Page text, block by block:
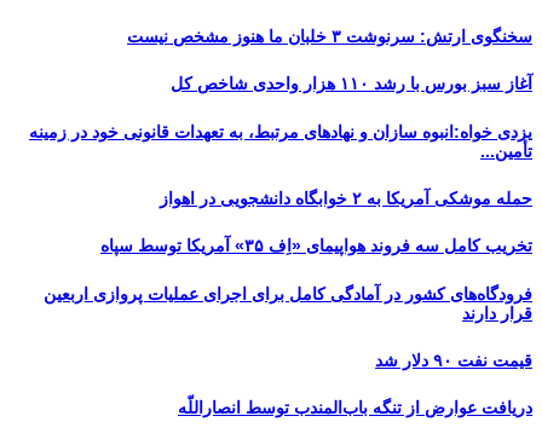
سخنگوی ارتش: سرنوشت ۳ خلبان ما هنوز مشخص نیست
آغاز سبز بورس با رشد ۱۱۰ هزار واحدی شاخص کل
یزدی خواه:انبوه سازان و نهادهای مرتبط، به تعهدات قانونی خود در زمینه
تأمین...
حمله موشکی آمریکا به ۲ خوابگاه دانشجویی در اهواز
تخریب کامل سه فروند هواپیمای «اِف ۳۵» آمریکا توسط سپاه
فرودگاه‌های کشور در آمادگی کامل برای اجرای عملیات پروازی اربعین
قرار دارند
قیمت نفت ۹۰ دلار شد
دریافت عوارض از تنگه باب‌المندب توسط انصاراللّه